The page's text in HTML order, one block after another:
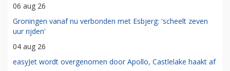
06 aug 26
Groningen vanaf nu verbonden met Esbjerg: 'scheelt zeven
uur rijden'
04 aug 26
easyJet wordt overgenomen door Apollo, Castlelake haakt af